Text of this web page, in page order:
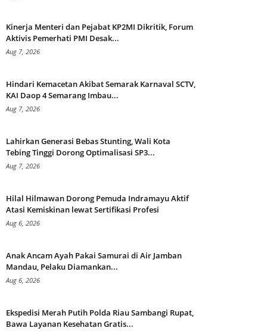
Kinerja Menteri dan Pejabat KP2MI Dikritik, Forum
Aktivis Pemerhati PMI Desak...
Aug 7, 2026
Hindari Kemacetan Akibat Semarak Karnaval SCTV,
KAI Daop 4 Semarang Imbau...
Aug 7, 2026
Lahirkan Generasi Bebas Stunting, Wali Kota
Tebing Tinggi Dorong Optimalisasi SP3...
Aug 7, 2026
Hilal Hilmawan Dorong Pemuda Indramayu Aktif
Atasi Kemiskinan lewat Sertifikasi Profesi
Aug 6, 2026
Anak Ancam Ayah Pakai Samurai di Air Jamban
Mandau, Pelaku Diamankan...
Aug 6, 2026
Ekspedisi Merah Putih Polda Riau Sambangi Rupat,
Bawa Layanan Kesehatan Gratis...